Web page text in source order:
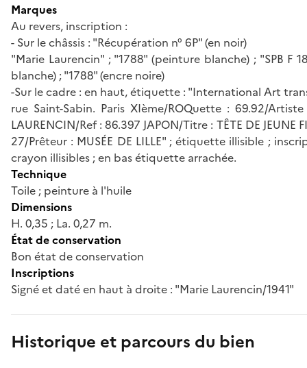
Marques
Au revers, inscription :
- Sur le châssis : "Récupération n° 6P" (en noir)
"Marie Laurencin" ; "1788" (peinture blanche) ; "SPB F
blanche) ; "1788" (encre noire)
-Sur le cadre : en haut, étiquette : "International Art
rue Saint-Sabin. Paris XIème/ROQuette : 69.92/Artiste
LAURENCIN/Ref : 86.397 JAPON/Titre : TÊTE DE JEUNE
27/Prêteur : MUSÉE DE LILLE" ; étiquette illisible ;
crayon illisibles ; en bas étiquette arrachée.
Technique
Toile ; peinture à l'huile
Dimensions
H. 0,35 ; La. 0,27 m.
État de conservation
Bon état de conservation
Inscriptions
Signé et daté en haut à droite : "Marie Laurencin/1941"
Historique et parcours du bien